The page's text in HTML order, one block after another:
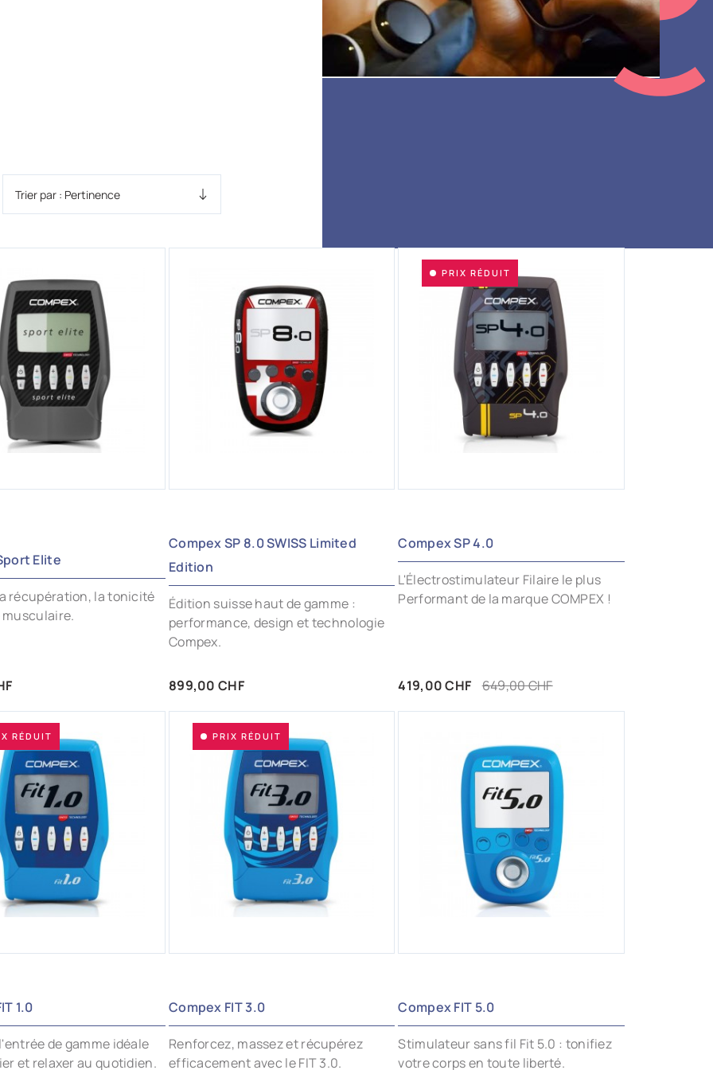
Elite
récupération, la tonicité
AUX FAVORIS
Compex SP 8.0 SWISS Limited
Edition
Édition suisse haut de gamme :
performance, design et technologie
Compex.
Prix
899,00 CHF
AJOUTER AUX FAVORIS
Compex SP 4.0
L'Électrostimulateur Filaire le plus
Performant de la marque COMPEX !
Prix
419,00 CHF Prix de base
649,00 CHF
AJOUTER AUX FAVORIS
PRIX RÉDUIT
1.0
l'entrée de gamme idéale
et relaxer au quotidien.
RÉDUIT
Compex FIT 3.0
Renforcez, massez et récupérez
efficacement avec le FIT 3.0.
PRIX RÉDUIT
Compex FIT 5.0
Stimulateur sans fil Fit 5.0 : tonifiez
votre corps en toute liberté.